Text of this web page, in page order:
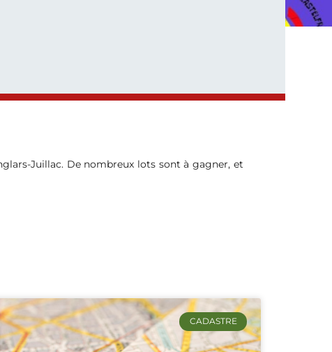
Juillac. De nombreux lots sont à gagner, et
CADASTRE